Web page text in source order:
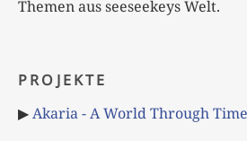
Themen aus seeseekeys Welt.
PROJEKTE
▶Akaria - A World Through Time